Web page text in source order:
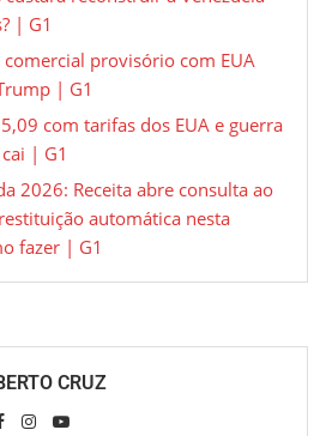
| G1
comercial provisório com EUA
| G1
com tarifas dos EUA e guerra
| G1
2026: Receita abre consulta ao
automática nesta
fazer | G1
CRUZ